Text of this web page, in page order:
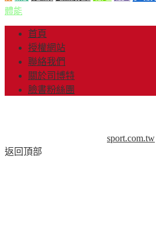
體能
首頁
授權網站
聯絡我們
關於司博特
臉書粉絲團
sport.com.tw
返回頂部